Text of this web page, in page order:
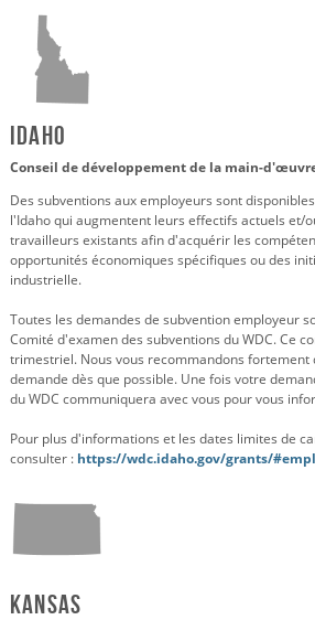
Idaho
Conseil de développement de la main-
Des subventions aux employeurs sont
l'Idaho qui augmentent leurs effectifs actuels et/
travailleurs existants afin d'acquérir les
opportunités économiques spécifiques ou des
industrielle.
Toutes les demandes de subvention employeur
Comité d'examen des subventions du WDC. Ce
trimestriel. Nous vous recommandons fortement
demande dès que possible. Une fois votre
du WDC communiquera avec vous pour vous
Pour plus d'informations et les dates limites de
consulter : https://wdc.idaho.gov/grants/
Kansas